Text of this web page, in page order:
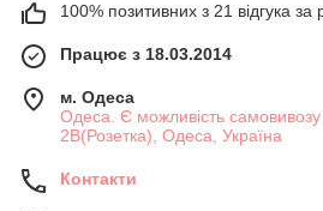
100% позитивних з 21 відгука за
Працює з 18.03.2014
м. Одеса
Одеса. Є можливість самовивозу
2В(Розетка), Одеса, Україна
Контакти